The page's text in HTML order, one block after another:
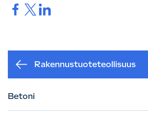
Jaa. Jaa.Jaa.
Rakennustuoteteollisuus
Betoni